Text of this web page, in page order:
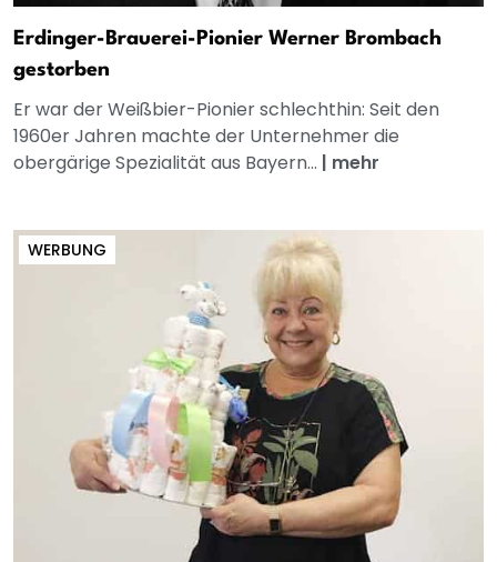
Erdinger-Brauerei-Pionier Werner Brombach
gestorben
Er war der Weißbier-Pionier schlechthin: Seit den
1960er Jahren machte der Unternehmer die
obergärige Spezialität aus Bayern... | mehr
WERBUNG